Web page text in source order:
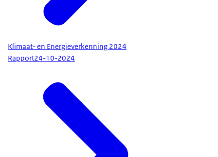
Klimaat- en Energieverkenning 2024
Rapport24-10-2024